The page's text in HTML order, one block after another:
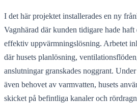
I det här projektet installerades en ny
Vagnhärad där kunden tidigare hade
effektiv uppvärmningslösning. Arbetet
där husets planlösning,
anslutningar granskades noggrant.
även behovet av varmvatten, husets
skicket på befintliga kanaler och